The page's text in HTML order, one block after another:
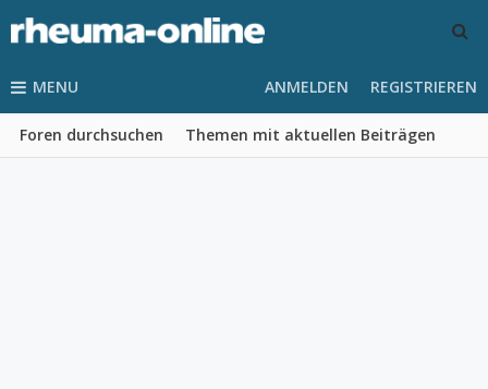
MENU
Foren durchsuchen Themen mit aktuellen Beiträgen
ANMELDEN REGISTRIEREN